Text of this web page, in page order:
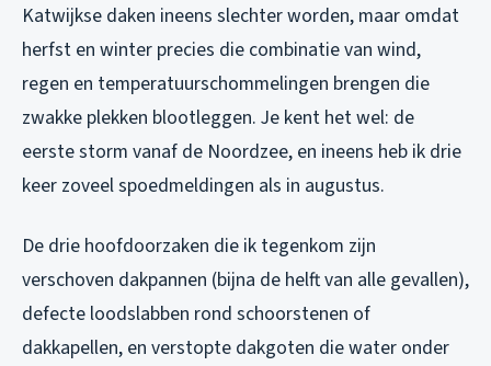
Katwijkse daken ineens slechter worden, maar omdat
herfst en winter precies die combinatie van wind,
regen en temperatuurschommelingen brengen die
zwakke plekken blootleggen. Je kent het wel: de
eerste storm vanaf de Noordzee, en ineens heb ik drie
keer zoveel spoedmeldingen als in augustus.
De drie hoofdoorzaken die ik tegenkom zijn
verschoven dakpannen (bijna de helft van alle gevallen),
defecte loodslabben rond schoorstenen of
dakkapellen, en verstopte dakgoten die water onder